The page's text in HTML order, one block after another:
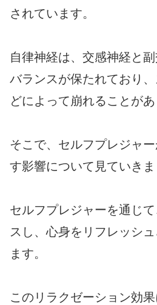
されています。
自律神経は、交感神経と
バランスが保たれており
どによって崩れることがあ
そこで、セルフプレジャ
す影響について見ていきま
セルフプレジャーを通じ
スし、心身をリフレッシ
ます。
このリラクゼーション効